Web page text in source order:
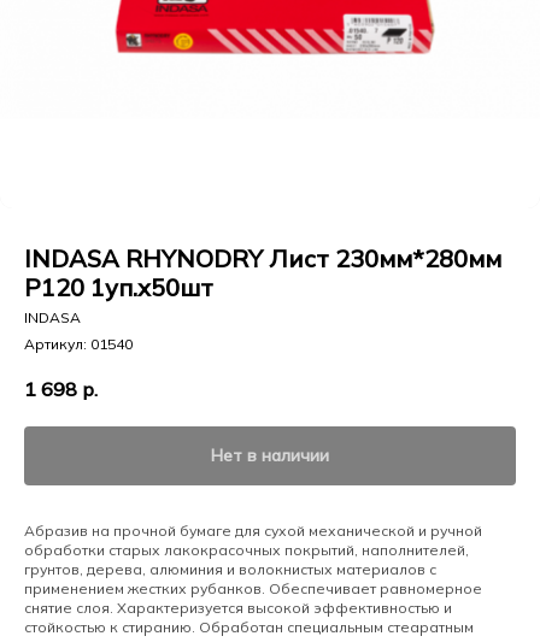
INDASA RHYNODRY Лист 230мм*280мм
Р120 1уп.х50шт
INDASA
Артикул: 01540
1 698 р.
Нет в наличии
Абразив на прочной бумаге для сухой механической и ручной
обработки старых лакокрасочных покрытий, наполнителей,
грунтов, дерева, алюминия и волокнистых материалов с
применением жестких рубанков. Обеспечивает равномерное
снятие слоя. Характеризуется высокой эффективностью и
стойкостью к стиранию. Обработан специальным стеаратным